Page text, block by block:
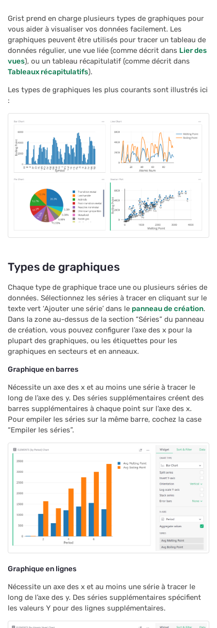
n
d
e
l
a
postales
Chasse au trésor
Carte
Gestion des tâches
Guide des clés de lien
Guide des colonnes de
référence
Guide des tables de
Horodatage et tampons
utilisateur
Propositions et contrats
Historique du document
Espaces de travail
Options de graphique
Authentication
Configurer des
intégrations
2025/12
2025/11
2025/10
2025/09
2025/07
2025/06
2025/05
2025/04
2025/01
2024/12
2024/11
2024/10
2024/09
2024/08
2024/07
2024/06
2024/04
2024/03
2024/02
2023/12
2023/11
Grist prend en charge plusieurs types de graphiques pour
vous aider à visualiser vos données facilement. Les
graphiques peuvent être utilisés pour tracer un tableau de
données régulier, une vue liée (comme décrit dans Lier des
vues), ou un tableau récapitulatif (comme décrit dans
Tableaux récapitulatifs).
Les types de graphiques les plus courants sont illustrés ici
:
Types de graphiques
Chaque type de graphique trace une ou plusieurs séries de
données. Sélectionnez les séries à tracer en cliquant sur le
texte vert ‘Ajouter une série’ dans le panneau de création.
Dans la zone au-dessus de la section “Séries” du panneau
de création, vous pouvez configurer l’axe des x pour la
plupart des graphiques, ou les étiquettes pour les
graphiques en secteurs et en anneaux.
Graphique en barres
Nécessite un axe des x et au moins une série à tracer le
long de l’axe des y. Des séries supplémentaires créent des
barres supplémentaires à chaque point sur l’axe des x.
Pour empiler les séries sur la même barre, cochez la case
“Empiler les séries”.
Graphique en lignes
Nécessite un axe des x et au moins une série à tracer le
long de l’axe des y. Des séries supplémentaires spécifient
les valeurs Y pour des lignes supplémentaires.